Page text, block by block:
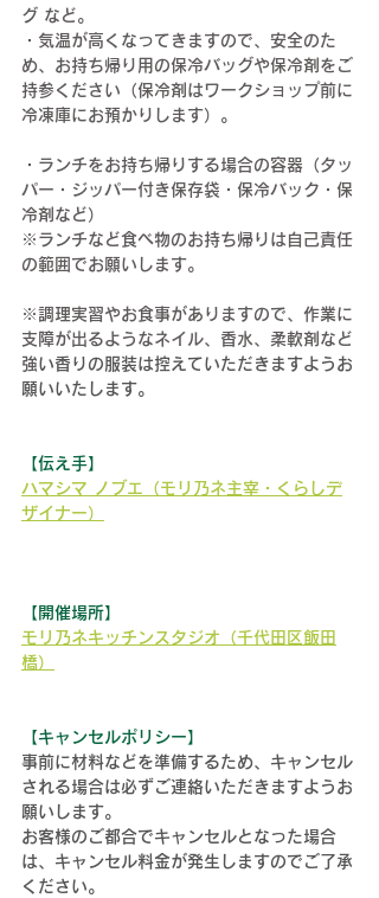
グ など。
・気温が高くなってきますので、安全のた
め、お持ち帰り用の保冷バッグや保冷剤をご
持参ください（保冷剤はワークショップ前に
冷凍庫にお預かりします）。
・ランチをお持ち帰りする場合の容器（タッ
パー・ジッパー付き保存袋・保冷バック・保
冷剤など）
※ランチなど食べ物のお持ち帰りは自己責任
の範囲でお願いします。
※調理実習やお食事がありますので、作業に
支障が出るようなネイル、香水、柔軟剤など
強い香りの服装は控えていただきますようお
願いいたします。
【伝え手】
ハマシマ ノブエ（モリ乃ネ主宰・くらしデ
ザイナー）
【開催場所】
モリ乃ネキッチンスタジオ（千代田区飯田
橋）
【キャンセルポリシー】
事前に材料などを準備するため、キャンセル
される場合は必ずご連絡いただきますようお
願いします。
お客様のご都合でキャンセルとなった場合
は、キャンセル料金が発生しますのでご了承
ください。